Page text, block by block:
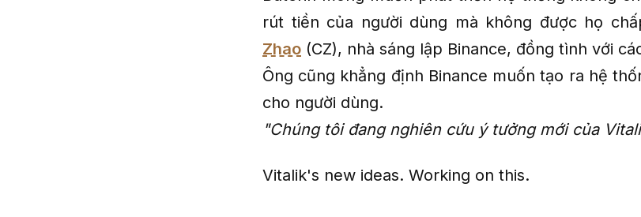
rút tiền của người dùng mà không được họ
Zhao (CZ), nhà sáng lập Binance, đồng tình với
Ông cũng khẳng định Binance muốn tạo ra hệ
cho người dùng.
"Chúng tôi đang nghiên cứu ý tưởng mới của
Vitalik's new ideas. Working on this.